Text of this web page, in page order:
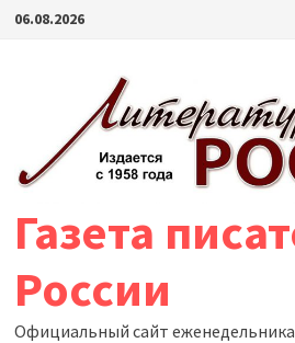
Перейти
06.08.2026
Газета
России
Официальный сайт